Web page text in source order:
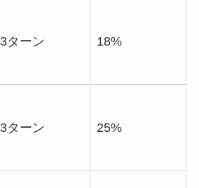
3ターン 18%
3ターン 25%